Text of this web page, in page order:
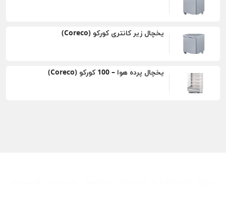
یخچال زیر کانتری کورکو (Coreco)
یخچال پرده هوا – 100 کورکو (Coreco)